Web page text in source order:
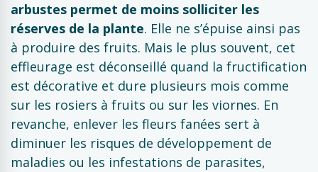
arbustes permet de moins solliciter les
réserves de la plante. Elle ne s’épuise ainsi pas
à produire des fruits. Mais le plus souvent, cet
effleurage est déconseillé quand la fructification
est décorative et dure plusieurs mois comme
sur les rosiers à fruits ou sur les viornes. En
revanche, enlever les fleurs fanées sert à
diminuer les risques de développement de
maladies ou les infestations de parasites,